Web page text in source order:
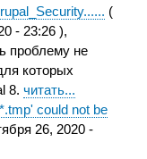
(
- 23:26 ),
проблему не
которых
8.читать...
could not be
26, 2020 -